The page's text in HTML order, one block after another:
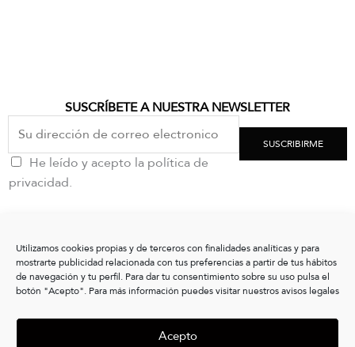
Utilizamos cookies propias y de terceros con finalidades analíticas y para
mostrarte publicidad relacionada con tus preferencias a partir de tus hábitos
de navegación y tu perfil. Para dar tu consentimiento sobre su uso pulsa el
botón "Acepto". Para más información puedes visitar nuestros avisos legales
Acepto
SUSCRÍBETE A NUESTRA NEWSLETTER
He leído y acepto la política de
privacidad.
SUSCRIBIRME
clientes@vxshoes.com
+34 986175004